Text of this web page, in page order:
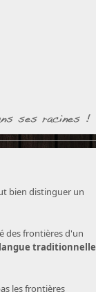
bien distinguer un
des frontières d'un
traditionnelle
les frontières